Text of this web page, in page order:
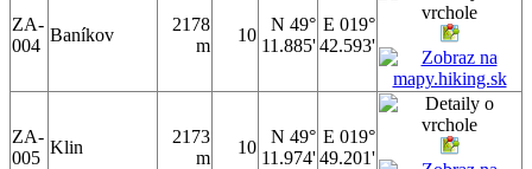
ZA-
004
Baníkov
2178
m
10
N 49°
11.885'
E 019°
42.593'
ZA-
005
Klin
2173
m
10
N 49°
11.974'
E 019°
49.201'